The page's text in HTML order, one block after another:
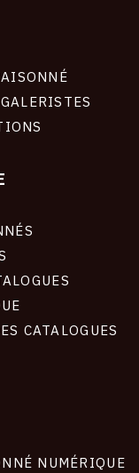
CATALOGUES
NUMÉRIQUE